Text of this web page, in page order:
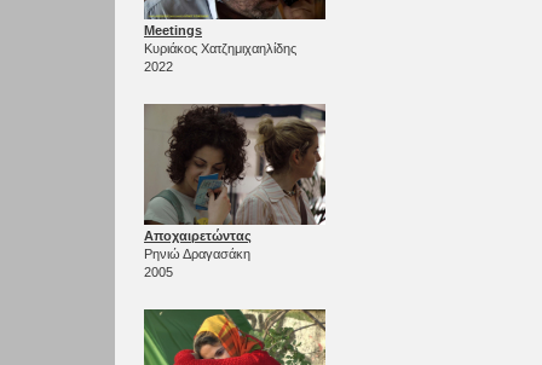
Meetings
Κυριάκος Χατζημιχαηλίδης
2022
Αποχαιρετώντας
Ρηνιώ Δραγασάκη
2005